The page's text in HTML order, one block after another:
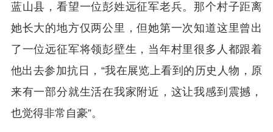
蓝山县，看望一位彭姓远征军老兵。那个村子距离
她长大的地方仅两公里，但她第一次知道这里曾出
了一位远征军将领彭壁生，当年村里很多人都跟着
他出去参加抗日，“我在展览上看到的历史人物，原
来有一部分就生活在我家附近，这让我感到震撼，
也觉得非常自豪”。